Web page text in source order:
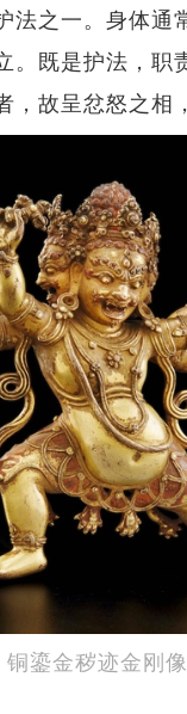
法之一。身体通
。既是护法，职
，故呈忿怒之相
鎏金秽迹金刚像